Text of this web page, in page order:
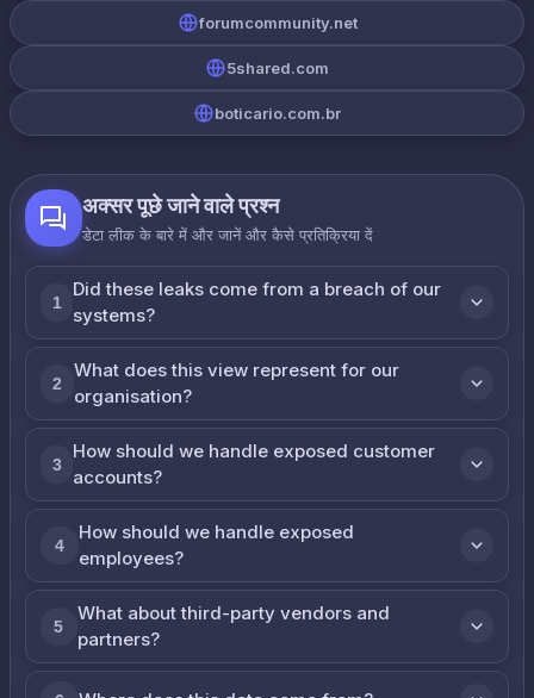
forumcommunity.net
5shared.com
boticario.com.br
अक्सर पूछे जाने वाले प्रश्न
डेटा लीक के बारे में और जानें और कैसे प्रतिक्रिया दें
1
Did these leaks come from a breach of our
systems?
2
What does this view represent for our
organisation?
3
How should we handle exposed customer
accounts?
4
How should we handle exposed
employees?
5
What about third-party vendors and
partners?